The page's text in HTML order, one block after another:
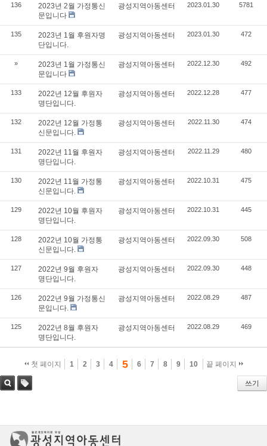
136
2023년 2월 가정통신
문입니다
광성지역아동센터 2023.01.30 5781
135
2023년 1월 후원자명
단입니다.
광성지역아동센터 2023.01.30 472
»
2023년 1월 가정통신
문입니다
광성지역아동센터 2022.12.30 492
133
2022년 12월 후원자
명단입니다.
광성지역아동센터 2022.12.28 477
132
2022년 12월 가정통
신문입니다.
광성지역아동센터 2022.11.30 474
131
2022년 11월 후원자
명단입니다.
광성지역아동센터 2022.11.29 480
130
2022년 11월 가정통
신문입니다.
광성지역아동센터 2022.10.31 475
129
2022년 10월 후원자
명단입니다.
광성지역아동센터 2022.10.31 445
128
2022년 10월 가정통
신문입니다.
광성지역아동센터 2022.09.30 508
127
2022년 9월 후원자
명단입니다.
광성지역아동센터 2022.09.30 448
126
2022년 9월 가정통신
문입니다.
광성지역아동센터 2022.08.29 487
125
2022년 8월 후원자
명단입니다.
광성지역아동센터 2022.08.29 469
첫 페이지 1 2 3 4 5 6 7 8 9 10 끝 페이지
쓰기